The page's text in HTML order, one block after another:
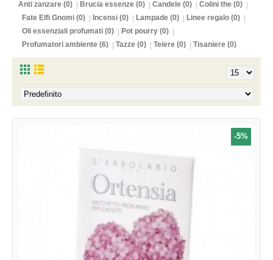
Anti zanzare (0) Brucia essenze (0) Candele (0)
Colini the (0)
Fate Elfi Gnomi (0)
Incensi (0) Lampade (0)
Linee regalo (0)
Oli essenziali profumati (0)
Pot pourry (0)
Profumatori ambiente (6)
Tazze (0) Teiere (0) Tisaniere (0)
-5%